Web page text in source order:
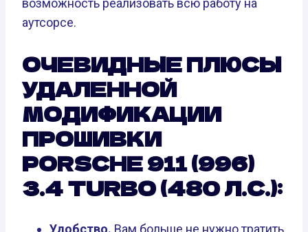
возможность реализовать всю работу на
аутсорсе.
ОЧЕВИДНЫЕ ПЛЮСЫ
УДАЛЕННОЙ
МОДИФИКАЦИИ
ПРОШИВКИ
PORSCHE 911 (996)
3.4 TURBO (480 Л.С.):
Удобство. Вам больше не нужно тратить